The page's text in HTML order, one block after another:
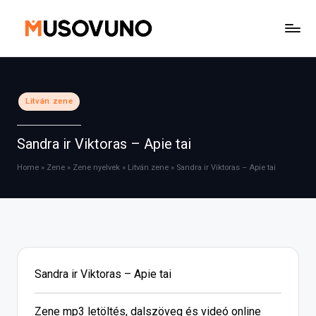
Posted
in
Litván zene
Sandra ir Viktoras – Apie tai
Home » Zene » Zene nyelvek » Litván zene » Sandra ir Viktoras – Apie tai
Sandra ir Viktoras – Apie tai
Zene mp3 letöltés, dalszöveg és videó online